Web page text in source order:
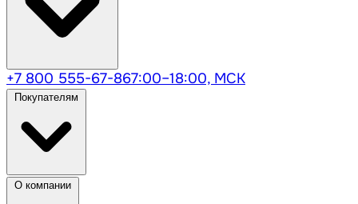
+7 800 555-67-867:00–18:00, МСК